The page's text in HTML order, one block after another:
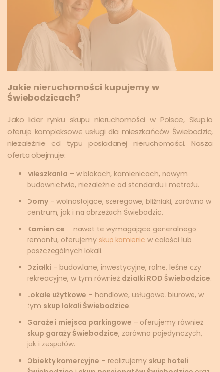
Jakie nieruchomości kupujemy w
Świebodzicach?
Jako lider rynku skupu nieruchomości w Polsce, Skup.io
oferuje kompleksowe usługi dla mieszkańców Świebodzic,
niezależnie od typu posiadanej nieruchomości. Nasza
oferta obejmuje:
Mieszkania – w blokach, kamienicach, nowym
budownictwie, niezależnie od standardu i metrażu.
Domy – wolnostojące, szeregowe, bliźniaki, zarówno w
centrum, jak i na obrzeżach Świebodzic.
Kamienice – nawet te wymagające generalnego
remontu, oferujemy skup kamienic w całości lub
poszczególnych lokali.
Działki – budowlane, inwestycyjne, rolne, leśne czy
rekreacyjne, w tym również działki ROD Świebodzice.
Lokale użytkowe – handlowe, usługowe, biurowe, w
tym skup lokali Świebodzice.
Garaże i miejsca parkingowe – oferujemy również
skup garaży Świebodzice, zarówno pojedynczych,
jak i zespołów.
Obiekty komercyjne – realizujemy skup hoteli